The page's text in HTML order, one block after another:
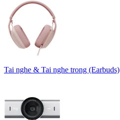
Tai nghe & Tai nghe trong (Earbuds)